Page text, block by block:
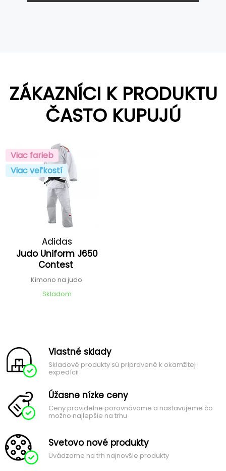
ZÁKAZNÍCI K PRODUKTU
ČASTO KUPUJÚ
Viac farieb
Viac veľkostí
Adidas
Judo Uniform J650
Contest
Kimono na judo
Skladom
Vlastné sklady
Skladové produkty sú pripravené k okamžitej
expedícii
Úžasne nízke ceny
Ceny pravidelne porovnávame a nastavujeme čo
možno najlepšie na trhu
Svetovo nové produkty
Uvádzame na trh najnovšie produkty